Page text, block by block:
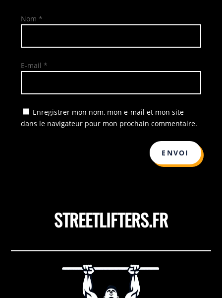
Nom*
E-mail*
Enregistrer mon nom, mon e-mail et mon site
dans le navigateur pour mon prochain commentaire.
ENVOI
STREETLIFTERS.FR